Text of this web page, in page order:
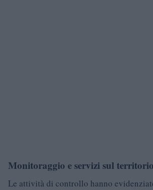
Monitoraggio e servizi sul territorio
Le attività di controllo hanno